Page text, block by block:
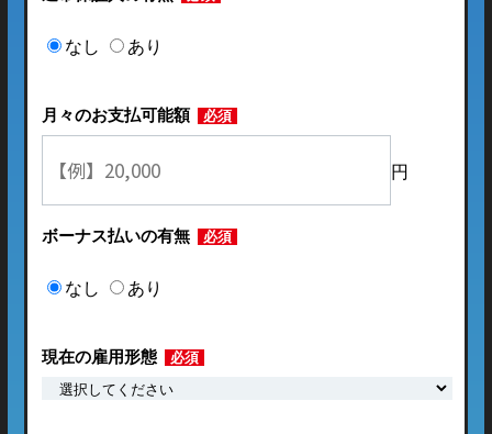
なし あり
月々のお支払可能額 必須
円
ボーナス払いの有無 必須
なし あり
現在の雇用形態 必須